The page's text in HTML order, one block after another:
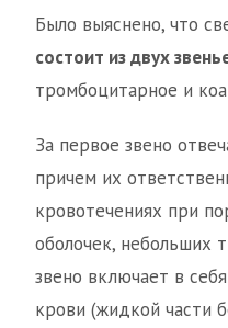
Было выяснено, что
состоит из двух
тромбоцитарное и
За первое звено
причем их
кровотечениях при
оболочек, небольших
звено включает в
крови (жидкой части